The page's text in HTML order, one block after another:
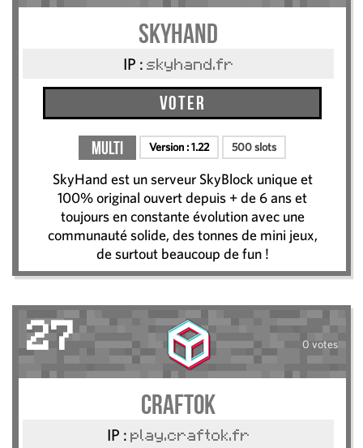
SkyHand
IP : skyhand.fr
Voter
Multi Version :1.22 500 slots
SkyHand est un serveur SkyBlock unique et
100% original ouvert depuis + de 6 ans et
toujours en constante évolution avec une
communauté solide, des tonnes de mini jeux,
de surtout beaucoup de fun !
27 0 votes
CRAFTOK
IP : play.craftok.fr